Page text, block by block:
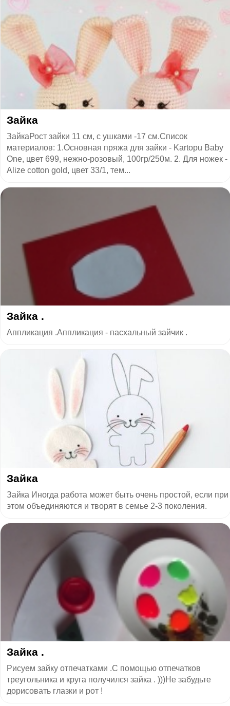
Зайка
ЗайкаРост зайки 11 см, с ушками -17 см.Список
материалов: 1.Основная пряжа для зайки - Kartopu Baby
One, цвет 699, нежно-розовый, 100гр/250м. 2. Для ножек -
Alize cotton gold, цвет 33/1, тем...
Зайка .
Аппликация .Аппликация - пасхальный зайчик .
Зайка
Зайка Иногда работа может быть очень простой, если при
этом объединяются и творят в семье 2-3 поколения.
Зайка .
Рисуем зайку отпечатками .С помощью отпечатков
треугольника и круга получился зайка . )))Не забудьте
дорисовать глазки и рот !